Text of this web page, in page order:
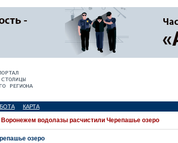
КАРТА
водолазы расчистили Черепашье озеро
озеро